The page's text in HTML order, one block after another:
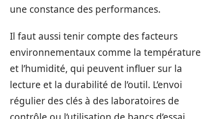
une constance des performances.
Il faut aussi tenir compte des facteurs
environnementaux comme la température
et l’humidité, qui peuvent influer sur la
lecture et la durabilité de l’outil. L’envoi
régulier des clés à des laboratoires de